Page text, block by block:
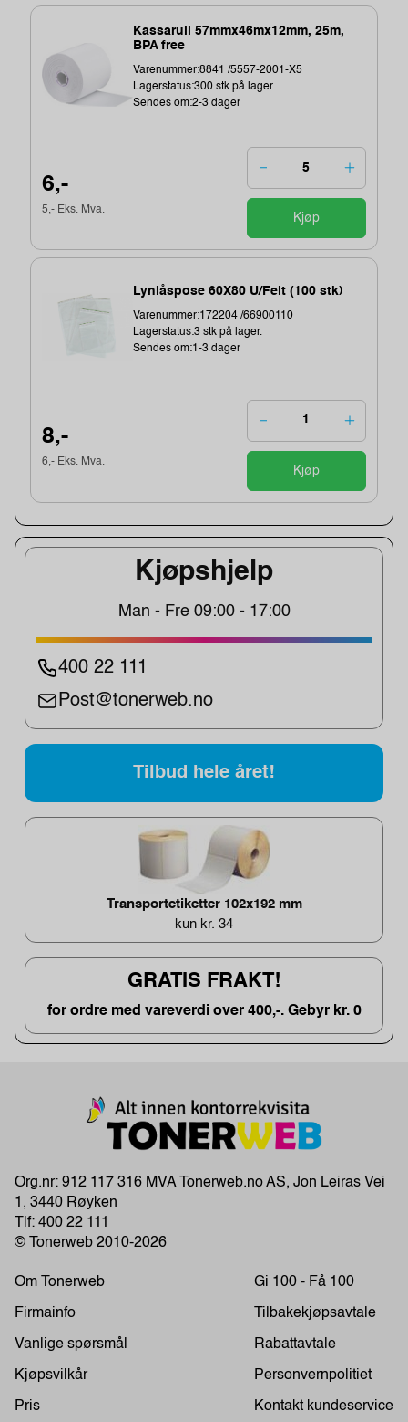
Kjøpshjelp
Man - Fre 09:00 - 17:00
400 22 111
Post@tonerweb.no
Tilbud hele året!
Transportetiketter 102x192 mm
kun kr. 34
GRATIS FRAKT!
for ordre med vareverdi over 400,-. Gebyr kr. 0
Kassarull 57mmx46mx12mm, 25m,
BPA free
Varenummer:8841 /5557-2001-X5
Lagerstatus:300 stk på lager.
Sendes om:2-3 dager
6,-
5,- Eks. Mva.
Kjøp
Lynlåspose 60X80 U/Felt (100 stk)
Varenummer:172204 /66900110
Lagerstatus:3 stk på lager.
Sendes om:1-3 dager
8,-
6,- Eks. Mva.
Kjøp
Org.nr: 912 117 316 MVA Tonerweb.no AS, Jon Leiras Vei
1, 3440 Røyken
Tlf: 400 22 111
© Tonerweb 2010-2026
Om Tonerweb
Firmainfo
Vanlige spørsmål
Kjøpsvilkår
Pris
Gi 100 - Få 100
Tilbakekjøpsavtale
Rabattavtale
Personvernpolitiet
Kontakt kundeservice